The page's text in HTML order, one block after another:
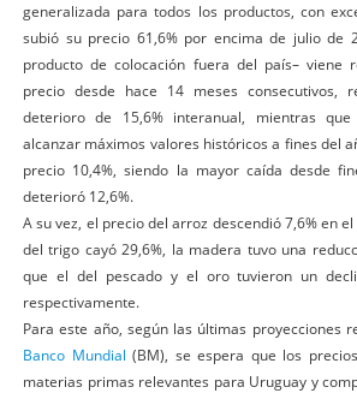
generalizada para todos los productos, con
subió su precio 61,6% por encima de julio de
producto de colocación fuera del país– viene
precio desde hace 14 meses consecutivos,
deterioro de 15,6% interanual, mientras
alcanzar máximos valores históricos a fines del
precio 10,4%, siendo la mayor caída desde
deterioró 12,6%.
A su vez, el precio del arroz descendió 7,6% en
del trigo cayó 29,6%, la madera tuvo una
que el del pescado y el oro tuvieron un
respectivamente.
Para este año, según las últimas proyecciones
Banco Mundial (BM), se espera que los
materias primas relevantes para Uruguay y